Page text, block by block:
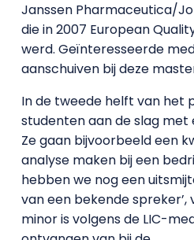
Janssen Pharmaceutica/
die in 2007 European
werd. Geïnteresseerde
aanschuiven bij deze
In de tweede helft van het
studenten aan de slag
Ze gaan bijvoorbeeld een
analyse maken bij een
hebben we nog een
van een bekende spreker’,
minor is volgens de LIC-